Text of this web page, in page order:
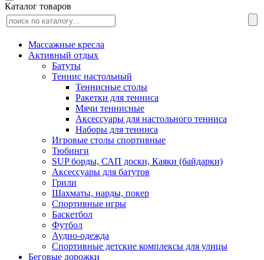
Каталог товаров
Массажные кресла
Активный отдых
Батуты
Теннис настольный
Теннисные столы
Ракетки для тенниса
Мячи теннисные
Аксессуары для настольного тенниса
Наборы для тенниса
Игровые столы спортивные
Тюбинги
SUP борды, САП доски, Каяки (байдарки)
Аксессуары для батутов
Грили
Шахматы, нарды, покер
Спортивные игры
Баскетбол
Футбол
Аудио-одежда
Спортивные детские комплексы для улицы
Беговые дорожки